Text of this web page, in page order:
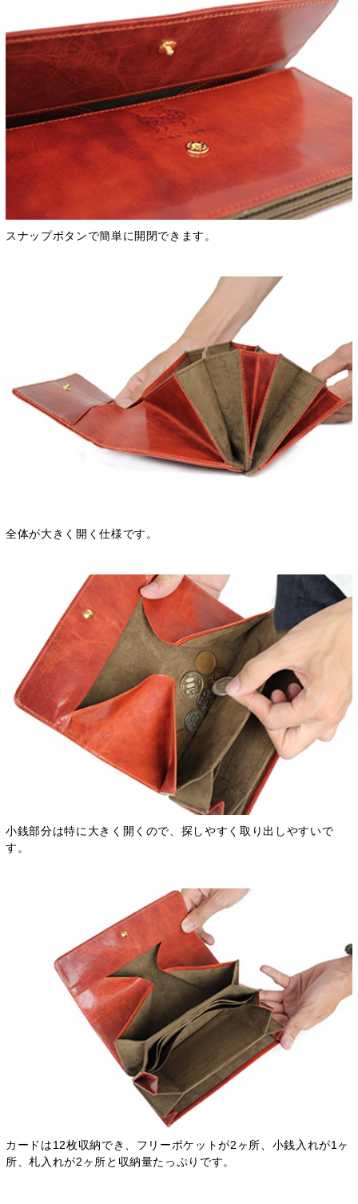
スナップボタンで簡単に開閉できます。
全体が大きく開く仕様です。
小銭部分は特に大きく開くので、探しやすく取り出しやすいで
す。
カードは12枚収納でき、フリーポケットが2ヶ所、小銭入れが1ヶ
所、札入れが2ヶ所と収納量たっぷりです。